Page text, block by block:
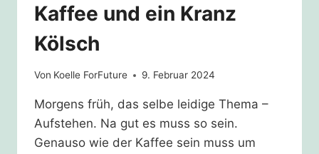
Kaffee und ein Kranz
Kölsch
Von Koelle ForFuture 9. Februar 2024
Morgens früh, das selbe leidige Thema –
Aufstehen. Na gut es muss so sein.
Genauso wie der Kaffee sein muss um